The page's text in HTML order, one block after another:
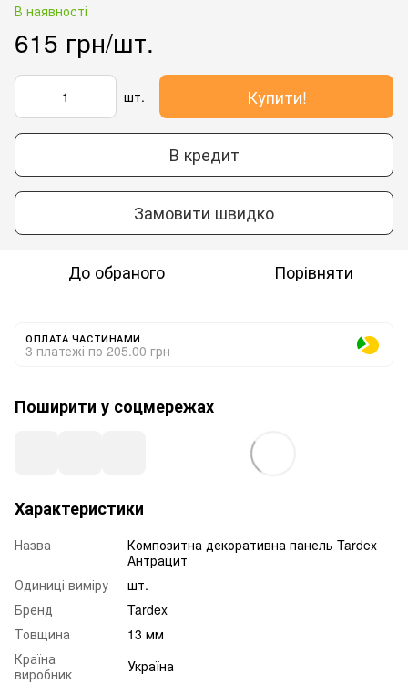
В наявності
615 грн/шт.
шт. Купити!
В кредит
Замовити швидко
До обраного Порівняти
ОПЛАТА ЧАСТИНАМИ
3 платежі по 205.00 грн
Поширити у соцмережах
Характеристики
Назва
Композитна декоративна панель Tardex
Антрацит
Одиниці виміру
шт.
Бренд
Tardex
Товщина
13 мм
Країна
виробник
Україна